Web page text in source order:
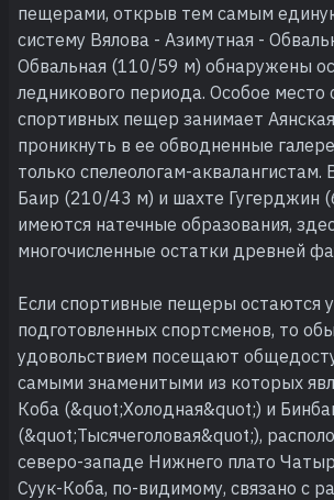
пещерами, открыв тем самым
систему Вялова - Азимутная -
Обвальная (110/59 м) обнаружены
ледникового периода. Особое место
спортивных пещер занимает
проникнуть в ее обводненные
только спелеологам-
Баир (210/43 м) и шахте Гугерджин
имеются натечные образования,
многочисленные остатки древней
Если спортивные пещеры остаются
подготовленных спортсменов, то
удовольствием посещают
самыми знаменитыми из которых
Коба (&quot;Холодная&quot;) и
(&quot;Тысячеголовая&quot;),
северо-западе Нижнего плато
Суук-Коба, по-видимому, связано с